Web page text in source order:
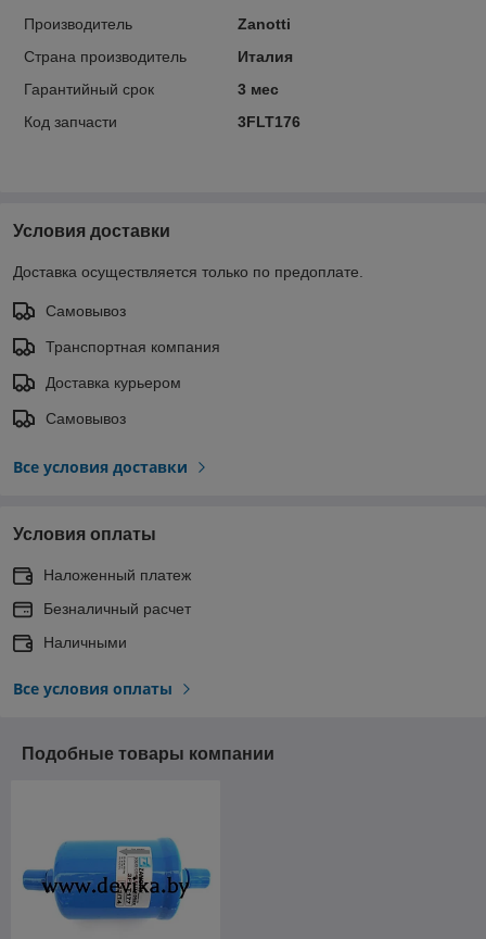
Производитель
Zanotti
Страна производитель
Италия
Гарантийный срок
3 мес
Код запчасти
3FLT176
Условия доставки
Доставка осуществляется только по предоплате.
Самовывоз
Транспортная компания
Доставка курьером
Самовывоз
Все условия доставки
Условия оплаты
Наложенный платеж
Безналичный расчет
Наличными
Все условия оплаты
Подобные товары компании